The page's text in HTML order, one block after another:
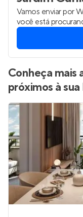
Vamos enviar por
você está
Conheça mais
próximos à sua